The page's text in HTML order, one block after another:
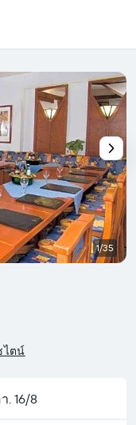
ไตน์
. 16/8
1/35